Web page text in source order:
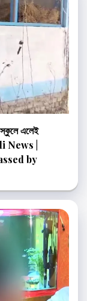
এলেই
News |
by